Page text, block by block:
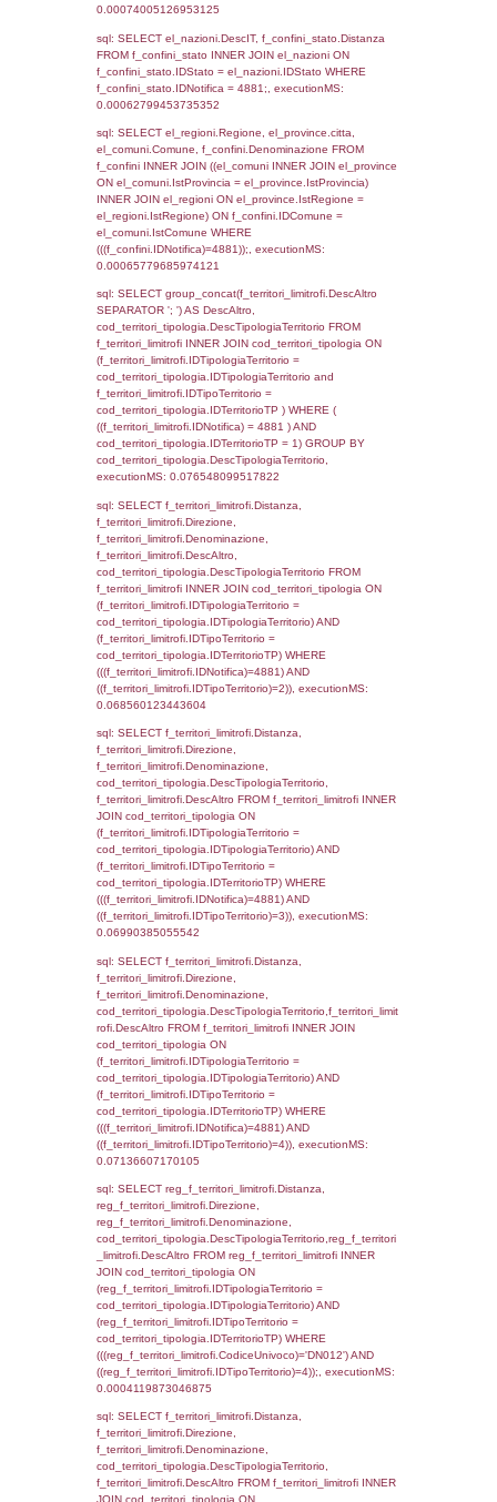
el_regioni_1.Regione as RegioneSL FROM
(((((a1_stabilimento LEFT JOIN el_comuni
a1_stabilimento.ComuneStab =
LEFT JOIN el_province ON
= el_province.IstProvincia) LEFT JOIN
a1_stabilimento.RegioneStab =
LEFT JOIN el_comuni AS el_comuni_1 ON
a1_stabilimento.IstComuneSL =
LEFT JOIN el_province AS el_province_1
a1_stabilimento.IstProvinciaSL =
el_province_1.IstProvincia) LEFT JOIN
el_regioni_1 ON
el_regioni_1.IstRegione where
executionMS: 0.0005958080291748
sql: SELECT a2p.Cognome, a2p.Nome
a2_ruolipersonale a2rp INNER JOIN
a2rp.IDPersonale = a2p.IDPersonale
(((a2p.IDNotifica)=4881) AND
sql: SELECT a2p.Cognome, a2p.Nome
a2_ruolipersonale a2rp INNER JOIN
a2rp.IDPersonale = a2p.IDPersonale
(((a2p.IDNotifica)=4881) AND
executionMS: 0.0024309158325195
sql: SELECT Cognome, Nome FROM
reg_a2_ruolipersonale INNER JOIN
reg_a2_ruolipersonale.IDPersonale =
reg_a2_personale.IDPersonale WHERE
executionMS: 0.0002598762512207
sql: SELECT cod_ipa_aoo.des_amm,
d1_controlli.UntAmmTerr,
d1_controlli.Regione, d1_controlli.Provincia,
d1_controlli.Comune, d1_controlli.Via,
d1_controlli.Email, d1_controlli.Pec FROM
INNER JOIN d1_controlli ON
d1_controlli.UntAmmTerr where
executionMS: 0.031084060668945
sql: SELECT * FROM d2_autorizzazioni
IDNotifica=4881, executionMS:
sql: SELECT Ispezione, IDArticoloComma,
StatoIspezione,
'%d/%m/%Y') as DataApertura,
DATE_FORMAT(DataChiusura, '%d/%m/
DataChiusura,
'%d/%m/%Y') as DataUltimoPIR FROM
WHERE (((d3_ispezioni.IDNotifica)=4881)),
0.00074005126953125
sql: SELECT el_nazioni.DescIT,
FROM f_confini_stato INNER JOIN
f_confini_stato.IDStato = el_nazioni.IDStato
f_confini_stato.IDNotifica = 4881;,
0.00062799453735352